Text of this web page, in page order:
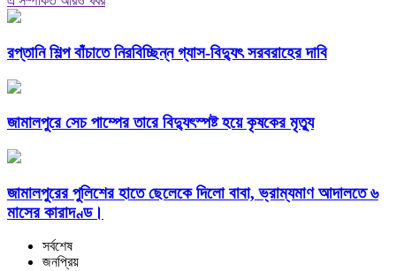
রপ্তানি শিল্প বাঁচাতে নিরবিচ্ছিন্ন গ্যাস-বিদ্যুৎ সরবরাহের দাবি
জামালপুরে সেচ পাম্পের তারে বিদ্যুৎস্পষ্ট হয়ে কৃষকের মৃত্যু
জামালপুরের পুলিশের হাতে ছেলেকে দিলো বাবা, ভ্রাম্যমাণ আদালতে ৬
মাসের কারাদণ্ড।
সর্বশেষ
জনপ্রিয়